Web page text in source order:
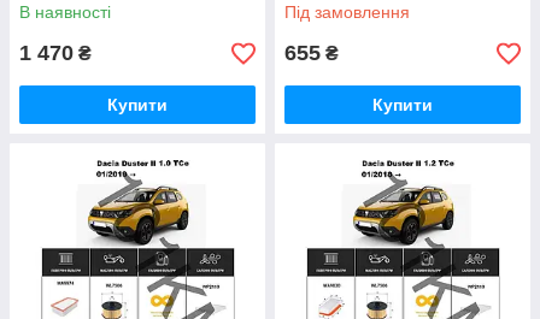
В наявності
1 470 ₴
Купити
Під замовлення
655 ₴
Купити